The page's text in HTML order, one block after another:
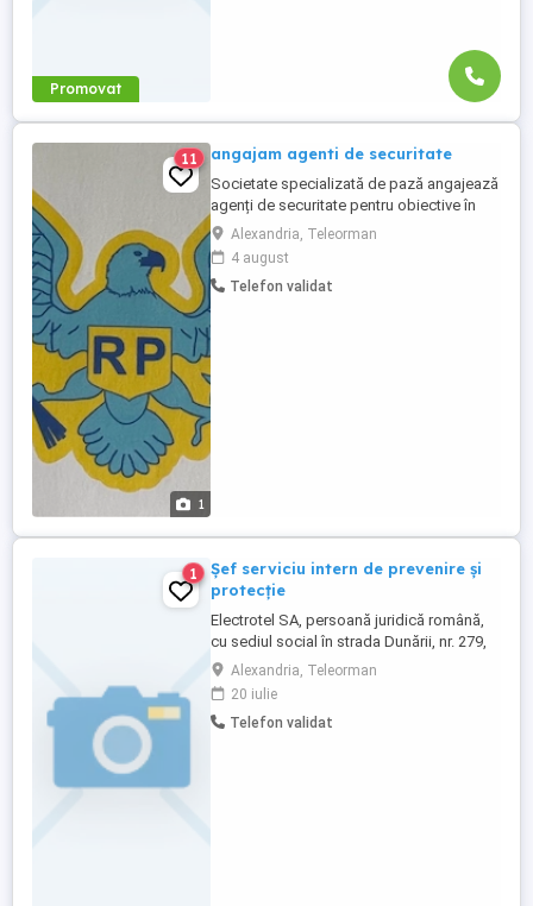
Promovat
1
11 angajam agenti de securitate
Societate specializată de pază angajează
agenți de securitate pentru obiective în
Alexandria , Jud Teleorman Țel
Alexandria, Teleorman
4 august
Telefon validat
1
Șef serviciu intern de prevenire și
protecție
Electrotel SA, persoană juridică română,
cu sediul social în strada Dunării, nr. 279,
localitatea Alexandria, județul Teleorman,
România, înregistrată la Registrul
Comerțului Teleorman sub nr.
J1990000001341, având CUI RO 1384430,
Alexandria, Teleorman
20 iulie
Telefon validat